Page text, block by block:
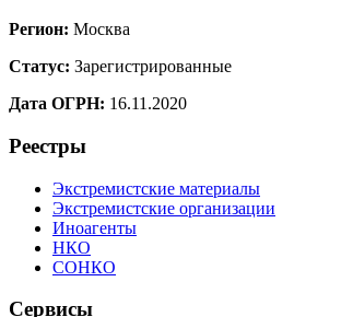
Регион: Москва
Статус: Зарегистрированные
Дата ОГРН: 16.11.2020
Реестры
Экстремистские материалы
Экстремистские организации
Иноагенты
НКО
СОНКО
Сервисы